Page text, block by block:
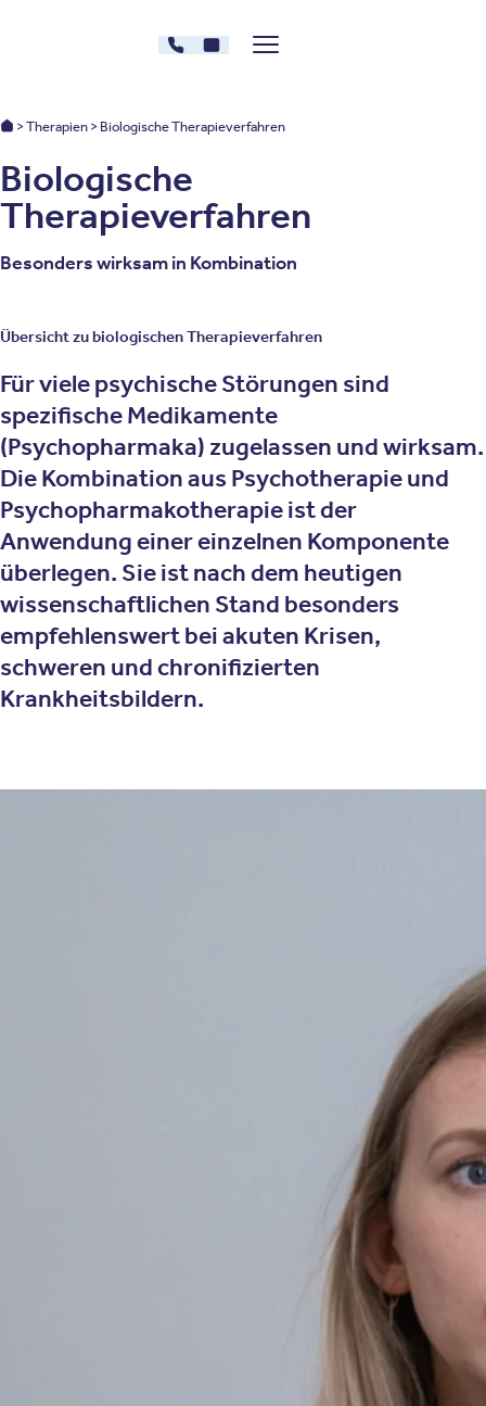
030 - 26478607
Kontakt
Menü zeigen/verstecken
Oberberg Kliniken: Startseite
Therapien Biologische Therapieverfahren
Biologische
Therapieverfahren
Besonders wirksam in Kombination
Übersicht zu biologischen Therapieverfahren
Für viele psychische Störungen sind
spezifische Medikamente
(Psychopharmaka) zugelassen und wirksam.
Die Kombination aus Psychotherapie und
Psychopharmakotherapie ist der
Anwendung einer einzelnen Komponente
überlegen. Sie ist nach dem heutigen
wissenschaftlichen Stand besonders
empfehlenswert bei akuten Krisen,
schweren und chronifizierten
Krankheitsbildern.
Bei vielen psychischen Störungen sind Psychopharmaka
erforscht und – zumindest als Begleittherapie in Kombination
mit Psychotherapie – in ihrer Wirksamkeit belegt. Die moderne
Psychopharmakotherapie umfasst neben der Aufklärung des
Patienten die individuelle Auswahl eines geeigneten
Lithiumtherapie bei affektiven Störungen
Lithium ist ein alkalisches Spurenelement. Die Lithiumtherapie
(Lithiumsalze) zählt bereits seit über 60 Jahren zu den großen
Errungenschaften in der Behandlung seelischer Störungen,
besonders bei der bipolaren Störung, manisch-depressiven
Erkrankungen und auch bei sogenannten Cluster-